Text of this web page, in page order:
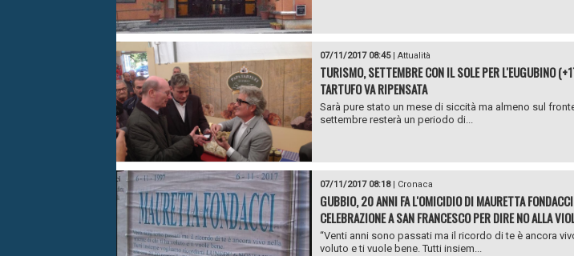
07/11/2017 08:45| Attualità
TURISMO, SETTEMBRE CON IL SOLE PER L'EUGUBINO
TARTUFO VA RIPENSATA
Sarà pure stato un mese di siccità ma almeno sul
settembre resterà un periodo di...
07/11/2017 08:18| Cronaca
GUBBIO, 20 ANNI FA L'OMICIDIO DI MAURETTA
CELEBRAZIONE A SAN FRANCESCO PER DIRE NO ALLA
“Venti anni sono passati ma il ricordo di te è ancora
voluto e ti vuole bene. Tutti insiem...